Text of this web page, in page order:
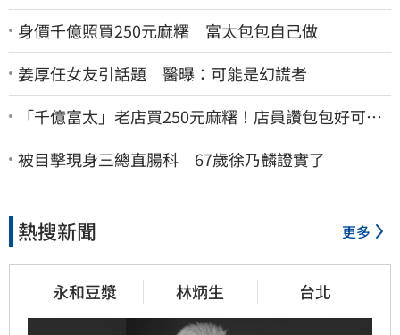
身價千億照買250元麻糬 富太包包自己做
姜厚任女友引話題 醫曝：可能是幻謊者
「千億富太」老店買250元麻糬！店員讚包包好可
愛 笑回：我自己做的
被目擊現身三總直腸科 67歲徐乃麟證實了
熱搜新聞 更多
永和豆漿 林炳生 台北